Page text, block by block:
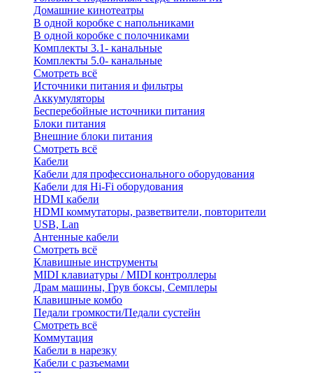
Домашние кинотеатры
В одной коробке с напольниками
В одной коробке с полочниками
Комплекты 3.1- канальные
Комплекты 5.0- канальные
Смотреть всё
Источники питания и фильтры
Аккумуляторы
Бесперебойные источники питания
Блоки питания
Внешние блоки питания
Смотреть всё
Кабели
Кабели для профессионального оборудования
Кабели для Hi-Fi оборудования
HDMI кабели
HDMI коммутаторы, разветвители, повторители
USB, Lan
Антенные кабели
Смотреть всё
Клавишные инструменты
MIDI клавиатуры / MIDI контроллеры
Драм машины, Грув боксы, Семплеры
Клавишные комбо
Педали громкости/Педали сустейн
Смотреть всё
Коммутация
Кабели в нарезку
Кабели с разъемами